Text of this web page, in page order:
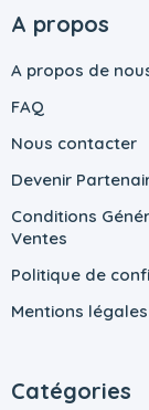
A propos
A propos de
FAQ
Nous contacter
Devenir
Conditions
Ventes
Politique de
Mentions légales
Catégories